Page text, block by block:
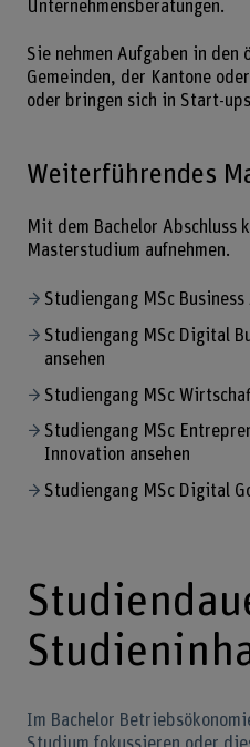
Unternehmensberatungen.
Sie nehmen Aufgaben in den
Gemeinden, der Kantone
oder bringen sich in Start-
Weiterführendes
Mit dem Bachelor Abschluss
Masterstudium aufnehmen.
Studiengang MSc
Studiengang MSc Digital
ansehen
Studiengang MSc
Studiengang MSc
Innovation ansehen
Studiengang MSc Digital
Im Bachelor